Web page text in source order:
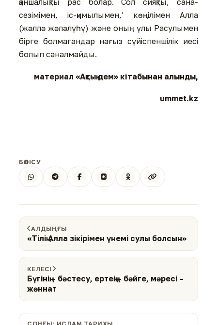
қаншалықты рас болар. Сол сияқты, сана-
сезімімен, іс-қимылымен,’ көңілімен Алла
(жәллә жәләлүһү) және оның үлы Расулымен
бірге болмагандар нағыз сүйіспеншілік иесі
болып саналмайды.
материал «Ақтық дем» кітабынан алынды,
ummet.kz
БӨЛІСУ
АЛДЫҢҒЫ
«Тілің Алла зікірімен үнемі сулы болсын»
КЕЛЕСІ
Бүгінің – бәстесу, ертеңің – бәйге, мәресі –
жәннат